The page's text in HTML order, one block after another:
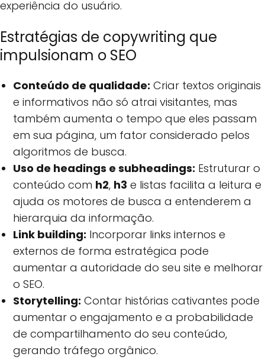
experiência do usuário.
Estratégias de copywriting que
impulsionam o SEO
Conteúdo de qualidade: Criar textos originais
e informativos não só atrai visitantes, mas
também aumenta o tempo que eles passam
em sua página, um fator considerado pelos
algoritmos de busca.
Uso de headings e subheadings: Estruturar o
conteúdo com h2, h3 e listas facilita a leitura e
ajuda os motores de busca a entenderem a
hierarquia da informação.
Link building: Incorporar links internos e
externos de forma estratégica pode
aumentar a autoridade do seu site e melhorar
o SEO.
Storytelling: Contar histórias cativantes pode
aumentar o engajamento e a probabilidade
de compartilhamento do seu conteúdo,
gerando tráfego orgânico.